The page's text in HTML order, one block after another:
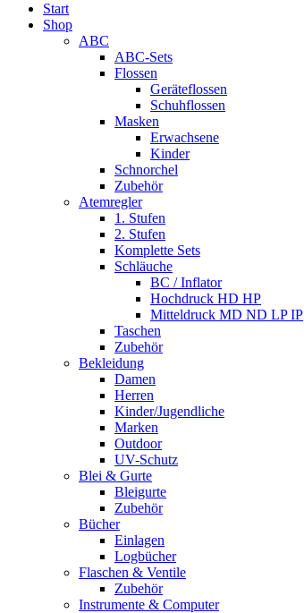
Start
Shop
ABC
ABC-Sets
Flossen
Geräteflossen
Schuhflossen
Masken
Erwachsene
Kinder
Schnorchel
Zubehör
Atemregler
1. Stufen
2. Stufen
Komplette Sets
Schläuche
BC / Inflator
Hochdruck HD HP
Mitteldruck MD ND LP IP
Taschen
Zubehör
Bekleidung
Damen
Herren
Kinder/Jugendliche
Marken
Outdoor
UV-Schutz
Blei & Gurte
Bleigurte
Zubehör
Bücher
Einlagen
Logbücher
Flaschen & Ventile
Zubehör
Instrumente & Computer